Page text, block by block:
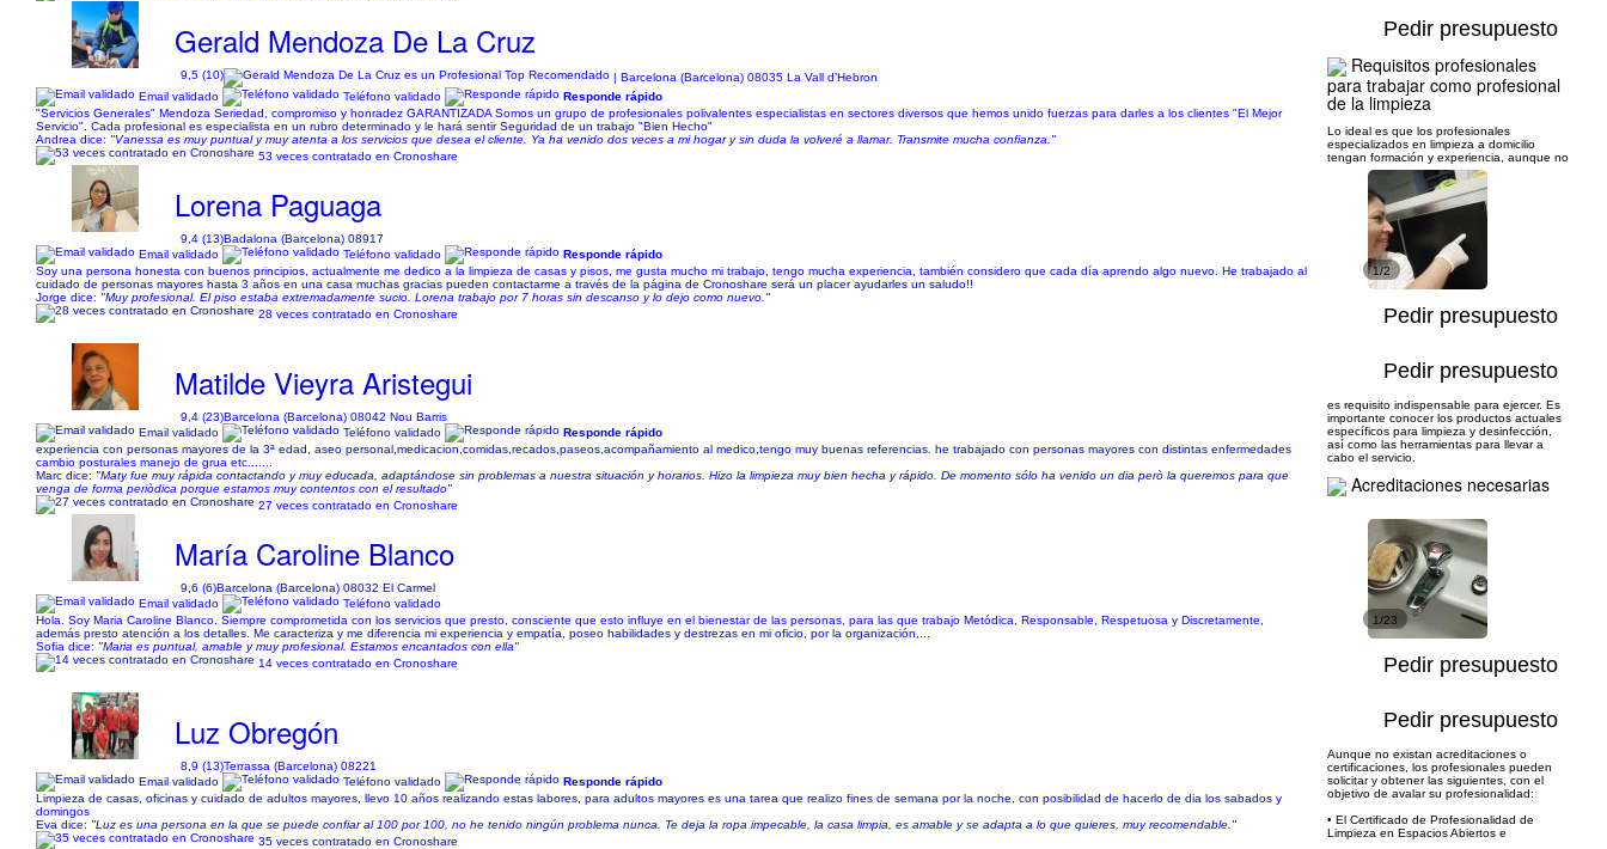
Gerald Mendoza De La Cruz
9,5 (10)
| Barcelona (Barcelona) 08035 La Vall d’Hebron
Email validado
Teléfono validado
Responde rápido
"Servicios Generales" Mendoza Seriedad, compromiso y honradez GARANTIZADA Somos un grupo de profesionales polivalentes especialistas en sectores diversos que hemos unido fuerzas para darles a los clientes "El Mejor
Servicio". Cada profesional es especialista en un rubro determinado y le hará sentir Seguridad de un trabajo "Bien Hecho"
Andrea dice: "Vanessa es muy puntual y muy atenta a los servicios que desea el cliente. Ya ha venido dos veces a mi hogar y sin duda la volveré a llamar. Transmite mucha confianza."
53 veces contratado en Cronoshare
Pedir presupuesto
Lorena Paguaga
9,4 (13)Badalona (Barcelona) 08917
Email validado
Teléfono validado
Responde rápido
Soy una persona honesta con buenos principios, actualmente me dedico a la limpieza de casas y pisos, me gusta mucho mi trabajo, tengo mucha experiencia, también considero que cada día aprendo algo nuevo. He trabajado al
cuidado de personas mayores hasta 3 años en una casa muchas gracias pueden contactarme a través de la página de Cronoshare será un placer ayudarles un saludo!!
Jorge dice: "Muy profesional. El piso estaba extremadamente sucio. Lorena trabajo por 7 horas sin descanso y lo dejo como nuevo."
28 veces contratado en Cronoshare
1/2
Pedir presupuesto
Matilde Vieyra Aristegui
9,4 (23)Barcelona (Barcelona) 08042 Nou Barris
Email validado
Teléfono validado
Responde rápido
experiencia con personas mayores de la 3ª edad, aseo personal,medicacion,comidas,recados,paseos,acompañamiento al medico,tengo muy buenas referencias. he trabajado con personas mayores con distintas enfermedades
cambio posturales manejo de grua etc.......
Marc dice: "Maty fue muy rápida contactando y muy educada, adaptándose sin problemas a nuestra situación y horarios. Hizo la limpieza muy bien hecha y rápido. De momento sólo ha venido un dia però la queremos para que
venga de forma periòdica porque estamos muy contentos con el resultado"
27 veces contratado en Cronoshare
Pedir presupuesto
María Caroline Blanco
9,6 (6)Barcelona (Barcelona) 08032 El Carmel
Email validado
Teléfono validado
Hola. Soy Maria Caroline Blanco. Siempre comprometida con los servicios que presto, consciente que esto influye en el bienestar de las personas, para las que trabajo Metódica, Responsable, Respetuosa y Discretamente,
además presto atención a los detalles. Me caracteriza y me diferencia mi experiencia y empatía, poseo habilidades y destrezas en mi oficio, por la organización,...
Sofia dice: "Maria es puntual, amable y muy profesional. Estamos encantados con ella"
14 veces contratado en Cronoshare
1/23
Pedir presupuesto
Luz Obregón
8,9 (13)Terrassa (Barcelona) 08221
Email validado
Teléfono validado
Responde rápido
Limpieza de casas, oficinas y cuidado de adultos mayores, llevo 10 años realizando estas labores, para adultos mayores es una tarea que realizo fines de semana por la noche, con posibilidad de hacerlo de dia los sabados y
domingos
Eva dice: "Luz es una persona en la que se puede confiar al 100 por 100, no he tenido ningún problema nunca. Te deja la ropa impecable, la casa limpia, es amable y se adapta a lo que quieres, muy recomendable."
35 veces contratado en Cronoshare
Pedir presupuesto
Requisitos profesionales
para trabajar como profesional
de la limpieza
Lo ideal es que los profesionales
especializados en limpieza a domicilio
tengan formación y experiencia, aunque no
es requisito indispensable para ejercer. Es
importante conocer los productos actuales
específicos para limpieza y desinfección,
así como las herramientas para llevar a
cabo el servicio.
Acreditaciones necesarias
Aunque no existan acreditaciones o
certificaciones, los profesionales pueden
solicitar y obtener las siguientes, con el
objetivo de avalar su profesionalidad:
• El Certificado de Profesionalidad de
Limpieza en Espacios Abiertos e